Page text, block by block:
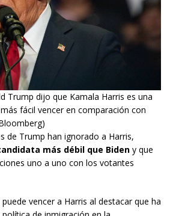
Trump dijo que Kamala Harris es una
fácil vencer en comparación con
de Trump han ignorado a Harris,
más débil que Biden y que
uno a uno con los votantes
vencer a Harris al destacar que ha